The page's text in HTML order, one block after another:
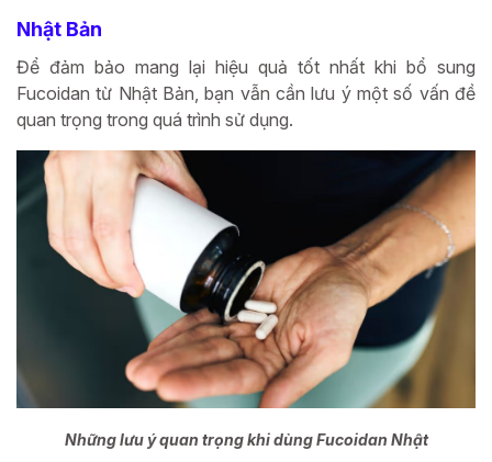
Nhật Bản
Để đảm bảo mang lại hiệu quả tốt nhất khi bổ sung
Fucoidan từ Nhật Bản, bạn vẫn cần lưu ý một số vấn đề
quan trọng trong quá trình sử dụng.
Những lưu ý quan trọng khi dùng Fucoidan Nhật